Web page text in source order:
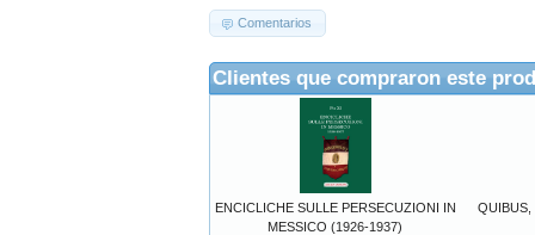
Comentarios
Clientes que compraron este
ENCICLICHE SULLE PERSECUZIONI IN
MESSICO (1926-1937)
QUIBUS,